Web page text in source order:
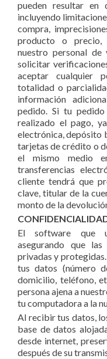
pueden resultar
incluyendo
compra,
producto o precio,
nuestro personal de
solicitar
aceptar cualquier
totalidad o
información
pedido. Si tu
realizado el pago,
electrónica, depósito
tarjetas de crédito o
el mismo medio
transferencias
cliente tendrá que
clave, titular de la
monto de la
El software que
asegurando que
privadas y
tus datos (número
domicilio, teléfono,
persona ajena a
tu computadora a la
Al recibir tus datos,
base de datos
desde internet,
después de su